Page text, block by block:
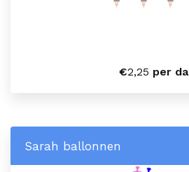
€2,25 per
Sarah ballonnen